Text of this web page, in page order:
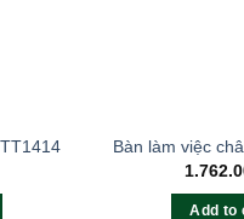
Bàn làm việc
Add to